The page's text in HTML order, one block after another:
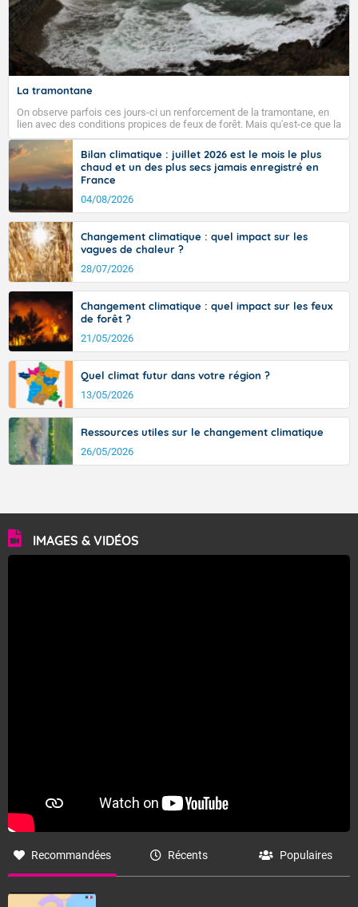
La tramontane
On observe parfois ces jours-ci un renforcement de la tramontane, en
lien avec des conditions propices de feux de forêt. Mais qu'est-ce que la
tramontane ? Quelles sont ses caractéristiques ? La tramontane est un
vent turbulent soufflant de secteur nord-ouest à nord, ou ouest à nord-
ouest, dans un secteur qui part du Roussillon à la vallée de l’Aude et à
l’ouest de l’Hérault. L’étymologie de ce vent vient du latin trasmontanus,
signifiant au-delà des monts, en allusion aux régions montagneuses
d’où provient ce vent.
Bilan climatique : juillet 2026 est le mois le plus
chaud et un des plus secs jamais enregistré en
France
04/08/2026
Changement climatique : quel impact sur les
vagues de chaleur ?
28/07/2026
Changement climatique : quel impact sur les feux
de forêt ?
21/05/2026
Quel climat futur dans votre région ?
13/05/2026
Ressources utiles sur le changement climatique
26/05/2026
IMAGES & VIDÉOS
Recommandées Récents Populaires